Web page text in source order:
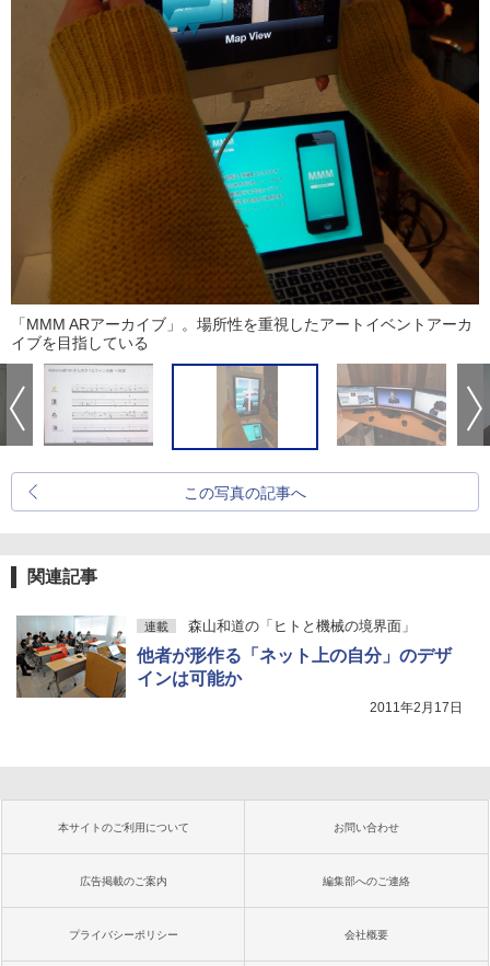
「MMM ARアーカイブ」。場所性を重視したアートイベントアーカ
イブを目指している
この写真の記事へ
関連記事
連載 森山和道の「ヒトと機械の境界面」
他者が形作る「ネット上の自分」のデザ
インは可能か
2011年2月17日
本サイトのご利用について お問い合わせ
広告掲載のご案内 編集部へのご連絡
プライバシーポリシー 会社概要